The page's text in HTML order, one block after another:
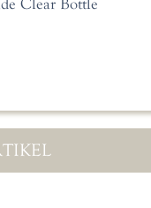
Clear Bottle